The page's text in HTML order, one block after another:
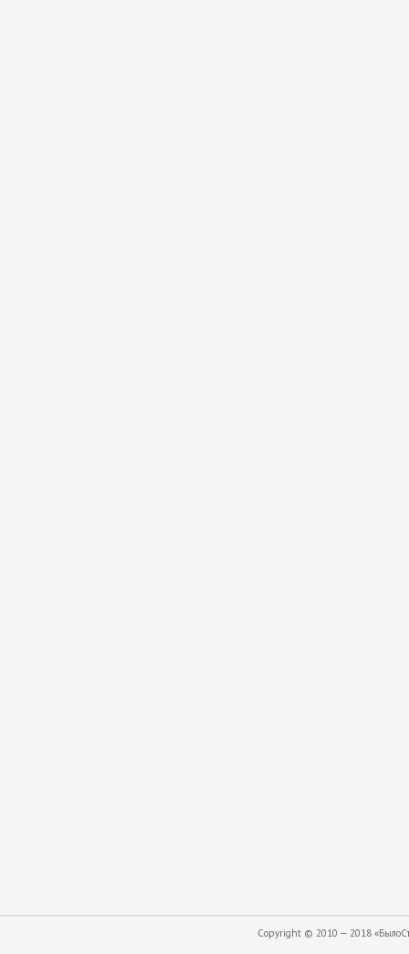
Copyright © 2010 — 2018